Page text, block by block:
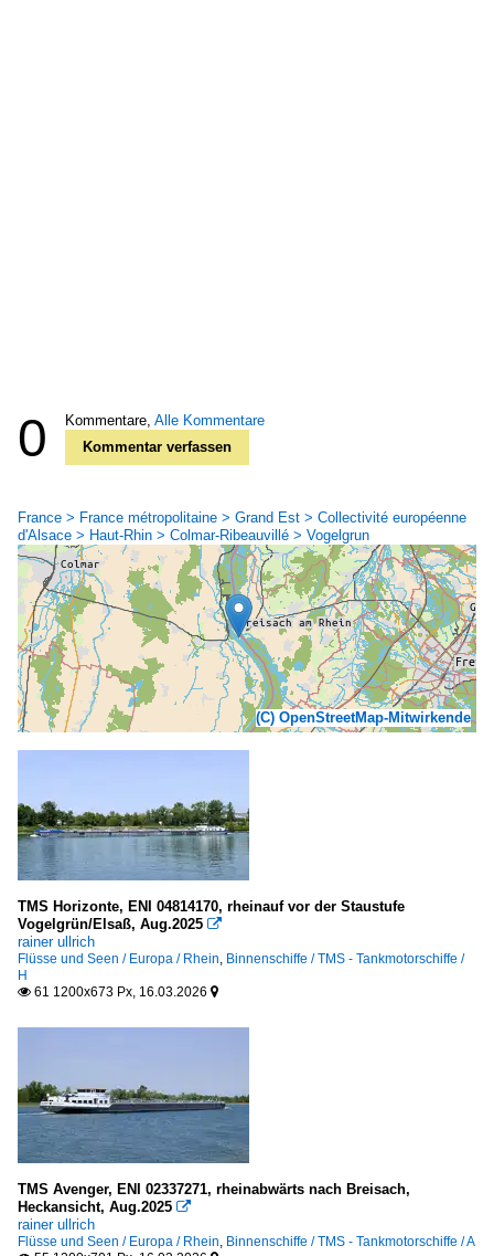
0 Kommentare, Alle Kommentare
Kommentar verfassen
France > France métropolitaine > Grand Est > Collectivité européenne
d'Alsace > Haut-Rhin > Colmar-Ribeauvillé > Vogelgrun
(C) OpenStreetMap-Mitwirkende
TMS Horizonte, ENI 04814170, rheinauf vor der Staustufe
Vogelgrün/Elsaß, Aug.2025 
rainer ullrich
Flüsse und Seen / Europa / Rhein, Binnenschiffe / TMS - Tankmotorschiffe /
H
 61 1200x673 Px, 16.03.2026 
TMS Avenger, ENI 02337271, rheinabwärts nach Breisach,
Heckansicht, Aug.2025 
rainer ullrich
Flüsse und Seen / Europa / Rhein, Binnenschiffe / TMS - Tankmotorschiffe / A